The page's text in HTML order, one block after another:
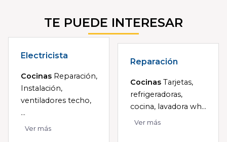
TE PUEDE INTERESAR
Electricista
Cocinas Reparación,
Instalación,
ventiladores techo,
...
Ver más
Reparación
Cocinas Tarjetas,
refrigeradoras,
cocina, lavadora wh...
Ver más